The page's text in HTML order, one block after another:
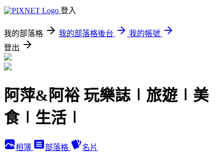
登入
我的部落格 我的部落格後台
我的帳號
登出
阿萍&阿裕 玩樂誌∣旅遊∣美
食∣生活∣
相簿 部落格 名片